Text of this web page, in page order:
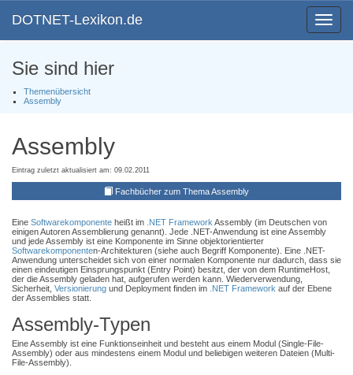
Toggle
DOTNET-Lexikon.de
Sie sind hier
Themenübersicht
Assembly
Assembly
Eintrag zuletzt aktualisiert am: 09.02.2011
Fachbücher zum Thema Assembly
Eine Softwarekomponente heißt im .NET Framework Assembly (im Deutschen von
einigen Autoren Assemblierung genannt). Jede .NET-Anwendung ist eine Assembly
und jede Assembly ist eine Komponente im Sinne objektorientierter
Softwarekomponenten-Architekturen (siehe auch Begriff Komponente). Eine .NET-
Anwendung unterscheidet sich von einer normalen Komponente nur dadurch, dass sie
einen eindeutigen Einsprungspunkt (Entry Point) besitzt, der von dem RuntimeHost,
der die Assembly geladen hat, aufgerufen werden kann. Wiederverwendung,
Sicherheit, Versionierung und Deployment finden im .NET Framework auf der Ebene
der Assemblies statt.
Assembly-Typen
Eine Assembly ist eine Funktionseinheit und besteht aus einem Modul (Single-File-
Assembly) oder aus mindestens einem Modul und beliebigen weiteren Dateien (Multi-
File-Assembly).